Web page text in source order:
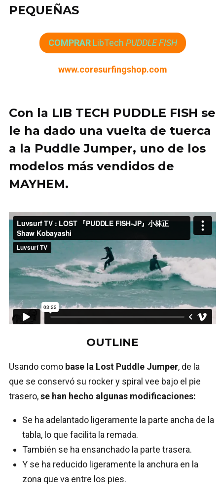
PEQUEÑAS
COMPRAR LibTech PUDDLE FISH
www.coresurfingshop.com
Con la LIB TECH PUDDLE FISH se
le ha dado una vuelta de tuerca
a la Puddle Jumper, uno de los
modelos más vendidos de
MAYHEM.
OUTLINE
Usando como base la Lost Puddle Jumper, de la
que se conservó su rocker y spiral vee bajo el pie
trasero,se han hecho algunas modificaciones:
Se ha adelantado ligeramente la parte ancha de la
tabla, lo que facilita la remada.
También se ha ensanchado la parte trasera.
Y se ha reducido ligeramente la anchura en la
zona que va entre los pies.